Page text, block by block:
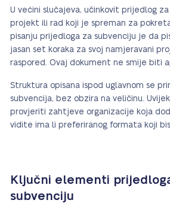
U većini slučajeva, učinkovit prijedlog
projekt ili rad koji je spreman za
pisanju prijedloga za subvenciju je da
jasan set koraka za svoj namjeravani
raspored. Ovaj dokument ne smije biti
Struktura opisana ispod uglavnom se
subvencija, bez obzira na veličinu.
provjeriti zahtjeve organizacije koja
vidite ima li preferiranog formata koji
Ključni elementi
subvenciju